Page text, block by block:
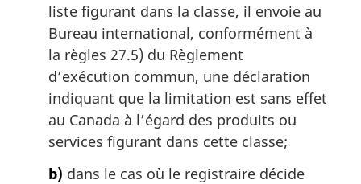
liste figurant dans la classe, il envoie au
Bureau international, conformément à
la règles 27.5) du Règlement
d’exécution commun, une déclaration
indiquant que la limitation est sans effet
au Canada à l’égard des produits ou
services figurant dans cette classe;
b) dans le cas où le registraire décide